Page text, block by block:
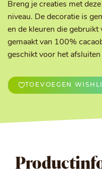
Breng je creaties met
niveau. De decoratie is
en de kleuren die
gemaakt van 100%
geschikt voor het afsluiten
TOEVOEGEN